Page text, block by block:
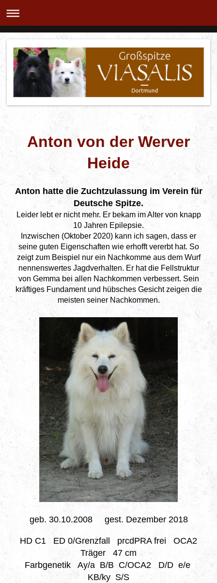
Anton von der Werver
Heide
Anton hatte die Zuchtzulassung im Verein für
Deutsche Spitze.
Leider lebt er nicht mehr. Er bekam im Alter von knapp
10 Jahren Epilepsie.
Inzwischen (Oktober 2020) kann ich sagen, dass er
seine guten Eigenschaften wie erhofft vererbt hat. So
zeigt zum Beispiel nur ein Nachkomme aus dem Wurf
nennenswertes Jagdverhalten. Er hat die Fellstruktur
von Gemma bei allen Nachkommen verbessert. Sein
kräftiges Fundament und hübsches Gesicht zeigen die
meisten seiner Nachkommen.
geb. 30.10.2008 gest. Dezember 2018
HD C1 ED 0/Grenzfall prcdPRA frei OCA2
Träger 47 cm
Farbgenetik Ay/a B/B C/OCA2 D/D e/e
KB/ky S/S